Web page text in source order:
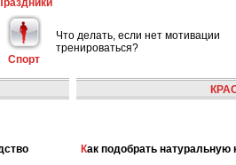
Спорт
Что делать, если нет мотивации
тренироваться?
Как подобрать